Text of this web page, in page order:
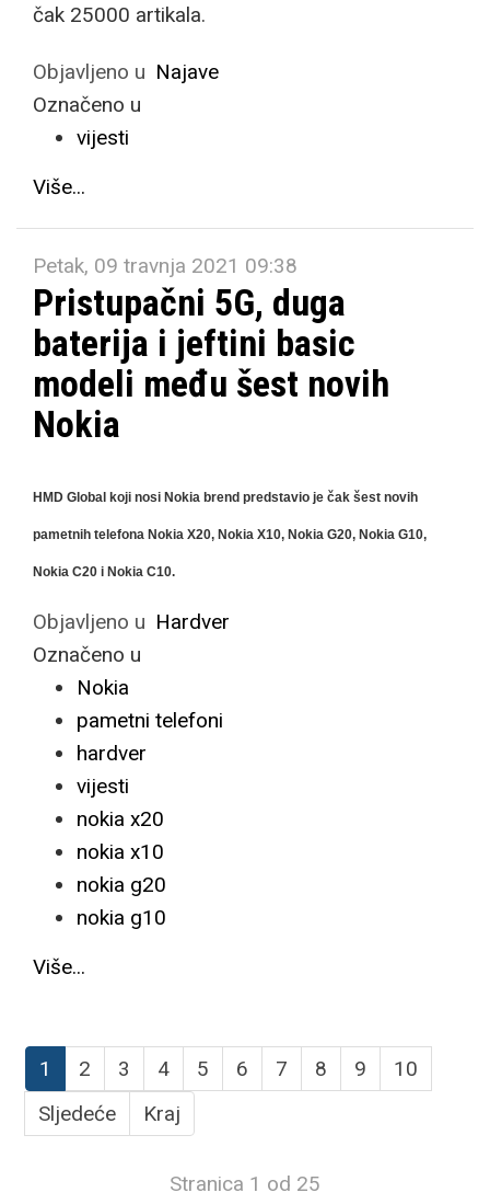
čak 25000 artikala.
Objavljeno u Najave
Označeno u
vijesti
Više...
Petak, 09 travnja 2021 09:38
Pristupačni 5G, duga
baterija i jeftini basic
modeli među šest novih
Nokia
HMD Global koji nosi Nokia brend predstavio je čak šest novih
pametnih telefona Nokia X20, Nokia X10, Nokia G20, Nokia G10,
Nokia C20 i Nokia C10.
Objavljeno u Hardver
Označeno u
Nokia
pametni telefoni
hardver
vijesti
nokia x20
nokia x10
nokia g20
nokia g10
Više...
1 2 3 4 5 6 7 8 9
10
Sljedeće
Kraj
Stranica 1 od 25